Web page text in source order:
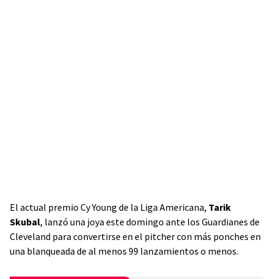
El actual premio Cy Young de la Liga Americana, Tarik
Skubal, lanzó una joya este domingo ante los Guardianes de
Cleveland para convertirse en el pitcher con más ponches en
una blanqueada de al menos 99 lanzamientos o menos.